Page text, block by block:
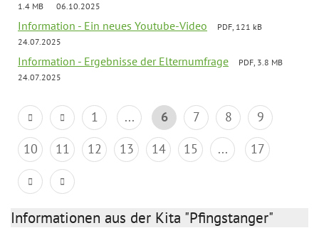
1.4 MB
06.10.2025
Information - Ein neues Youtube-Video
PDF, 121 kB
24.07.2025
Information - Ergebnisse der Elternumfrage
PDF, 3.8 MB
24.07.2025
1 ... 6 7 8
9
10
11 12 13 14 15 ... 17
Informationen aus der Kita "Pfingstanger"